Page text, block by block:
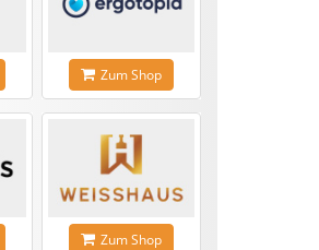
Zum Shop
Zum Shop